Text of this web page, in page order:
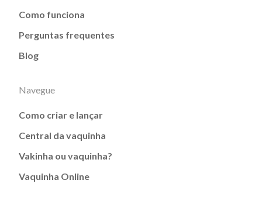
Como funciona
Perguntas frequentes
Blog
Navegue
Como criar e lançar
Central da vaquinha
Vakinha ou vaquinha?
Vaquinha Online